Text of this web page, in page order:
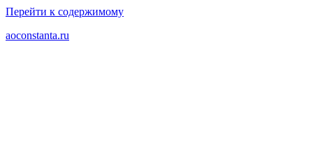
Перейти к содержимому
aoconstanta.ru